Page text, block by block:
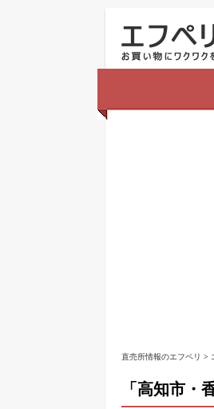
直売所情報のエフペリ >
「高知市・